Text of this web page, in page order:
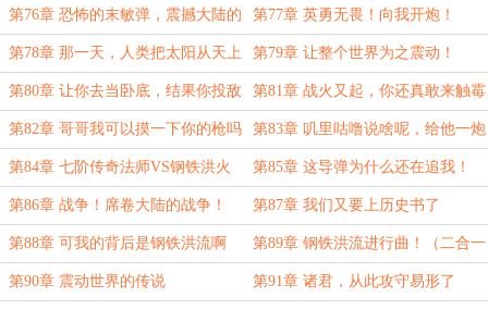
第76章 恐怖的末敏弹，震撼大陆的
战绩！
第77章 英勇无畏！向我开炮！
第78章 那一天，人类把太阳从天上
拽了下来
第79章 让整个世界为之震动！
第80章 让你去当卧底，结果你投敌
了？
第81章 战火又起，你还真敢来触霉
头！
第82章 哥哥我可以摸一下你的枪吗 第83章 叽里咕噜说啥呢，给他一炮
第84章 七阶传奇法师VS钢铁洪火 第85章 这导弹为什么还在追我！
第86章 战争！席卷大陆的战争！ 第87章 我们又要上历史书了
第88章 可我的背后是钢铁洪流啊 第89章 钢铁洪流进行曲！（二合一
求月票
第90章 震动世界的传说 第91章 诸君，从此攻守易形了